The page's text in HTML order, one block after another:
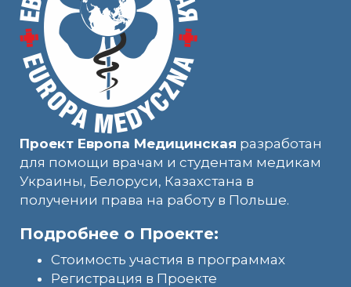
Проект Европа Медицинская разработан
для помощи врачам и студентам медикам
Украины, Белоруси, Казахстана в
получении права на работу в Польше.
Подробнее о Проекте:
Стоимость участия в программах
Регистрация в Проекте